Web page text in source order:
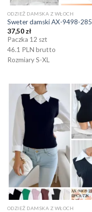
ODZIEŻ DAMSKA Z WŁOCH
Sweter damski AX-9498-285
37,50 zł
Paczka 12 szt
46.1 PLN brutto
Rozmiary S-XL
ODZIEŻ DAMSKA Z WŁOCH